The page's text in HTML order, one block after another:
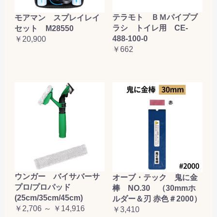
モアマン スプレイレイ
セット M28550
￥20,900
テラモト ＢＭパイプブ
ラシ トイレ用 CE-
488-100-0
￥662
ウンガー バイサバーサ
プロ/プロパッド
(25cm/35cm/45cm)
￥2,706 ～ ￥14,916
オーブ・テック 鬼に金
棒 NO.30 （30mmホ
ルダー＆刃 赤色＃2000）
￥3,410